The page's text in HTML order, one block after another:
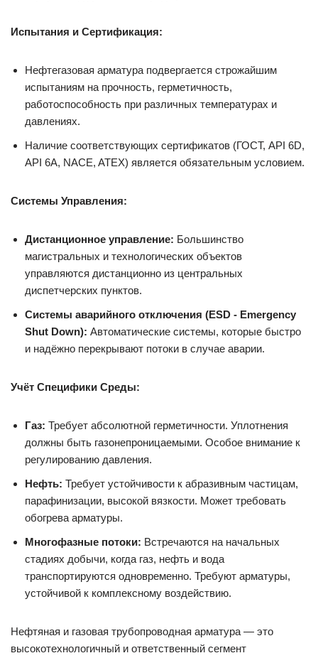
Испытания и Сертификация:
Нефтегазовая арматура подвергается строжайшим
испытаниям на прочность, герметичность,
работоспособность при различных температурах и
давлениях.
Наличие соответствующих сертификатов (ГОСТ, API 6D,
API 6A, NACE, ATEX) является обязательным условием.
Системы Управления:
Дистанционное управление: Большинство
магистральных и технологических объектов
управляются дистанционно из центральных
диспетчерских пунктов.
Системы аварийного отключения (ESD - Emergency
Shut Down): Автоматические системы, которые быстро
и надёжно перекрывают потоки в случае аварии.
Учёт Специфики Среды:
Газ: Требует абсолютной герметичности. Уплотнения
должны быть газонепроницаемыми. Особое внимание к
регулированию давления.
Нефть: Требует устойчивости к абразивным частицам,
парафинизации, высокой вязкости. Может требовать
обогрева арматуры.
Многофазные потоки: Встречаются на начальных
стадиях добычи, когда газ, нефть и вода
транспортируются одновременно. Требуют арматуры,
устойчивой к комплексному воздействию.
Нефтяная и газовая трубопроводная арматура — это
высокотехнологичный и ответственный сегмент